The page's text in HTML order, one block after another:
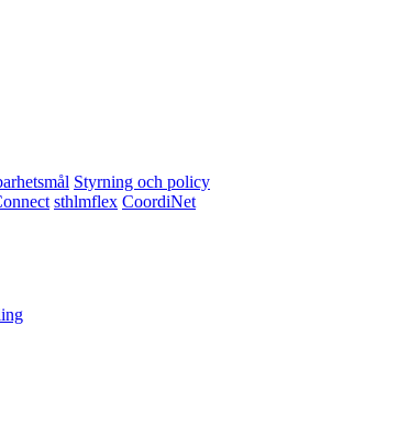
Styrning och policy
sthlmflex CoordiNet